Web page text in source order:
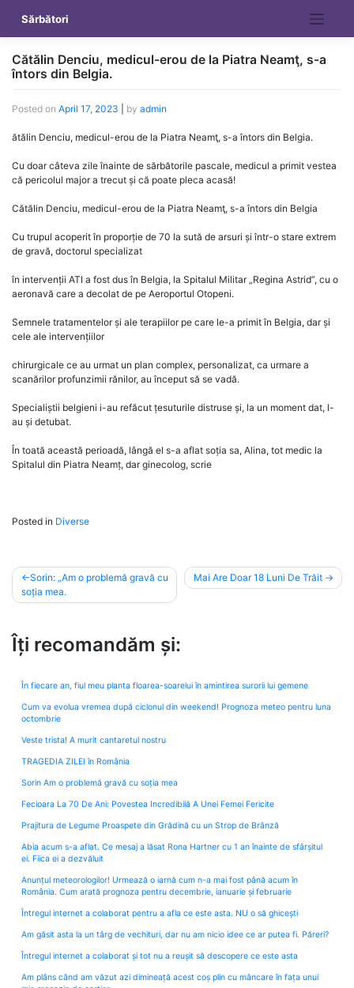
content
Sărbători
Cătălin Denciu, medicul-erou de la Piatra Neamţ, s-a
întors din Belgia.
Posted on April 17, 2023 by admin
ătălin Denciu, medicul-erou de la Piatra Neamţ, s-a întors din Belgia.
Cu doar câteva zile înainte de sărbătorile pascale, medicul a primit vestea
că pericolul major a trecut și că poate pleca acasă!
Cătălin Denciu, medicul-erou de la Piatra Neamţ, s-a întors din Belgia
Cu trupul acoperit în proporție de 70 la sută de arsuri și într-o stare extrem
de gravă, doctorul specializat
în intervenții ATI a fost dus în Belgia, la Spitalul Militar „Regina Astrid”, cu o
aeronavă care a decolat de pe Aeroportul Otopeni.
Semnele tratamentelor și ale terapiilor pe care le-a primit în Belgia, dar și
cele ale intervențiilor
chirurgicale ce au urmat un plan complex, personalizat, ca urmare a
scanărilor profunzimii rănilor, au început să se vadă.
Specialiștii belgieni i-au refăcut țesuturile distruse și, la un moment dat, l-
au și detubat.
În toată această perioadă, lângă el s-a aflat soția sa, Alina, tot medic la
Spitalul din Piatra Neamț, dar ginecolog, scrie
Posted in Diverse
Post
navigation
Sorin: „Am o problemă gravă cu
soția mea.
Mai Are Doar 18 Luni De Trăit
Îți recomandăm și:
În fiecare an, fiul meu planta floarea-soarelui în amintirea surorii lui gemene
Cum va evolua vremea după ciclonul din weekend! Prognoza meteo pentru luna
octombrie
Veste trista! A murit cantaretul nostru
TRAGEDIA ZILEI în România
Sorin Am o problemă gravă cu soția mea
Fecioara La 70 De Ani: Povestea Incredibilă A Unei Femei Fericite
Prajitura de Legume Proaspete din Grădină cu un Strop de Brânză
Abia acum s-a aflat. Ce mesaj a lăsat Rona Hartner cu 1 an înainte de sfârșitul
ei. Fiica ei a dezvăluit
Anunțul meteorologilor! Urmează o iarnă cum n-a mai fost până acum în
România. Cum arată prognoza pentru decembrie, ianuarie și februarie
Întregul internet a colaborat pentru a afla ce este asta. NU o să ghicești
Am găsit asta la un târg de vechituri, dar nu am nicio idee ce ar putea fi. Păreri?
Întregul internet a colaborat și tot nu a reușit să descopere ce este asta
Am plâns când am văzut azi dimineață acest coș plin cu mâncare în fața unui